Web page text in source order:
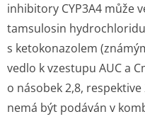
inhibitory CYP3A4 může
tamsulosin
s ketokonazolem
vedlo k vzestupu AUC a
o násobek 2,8,
nemá být podáván v